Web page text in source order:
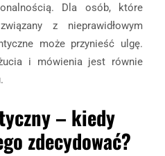
Dla osób, które
z nieprawidłowym
może przynieść ulgę.
i mówienia jest równie
– kiedy
zdecydować?